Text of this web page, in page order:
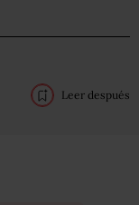
Leer después